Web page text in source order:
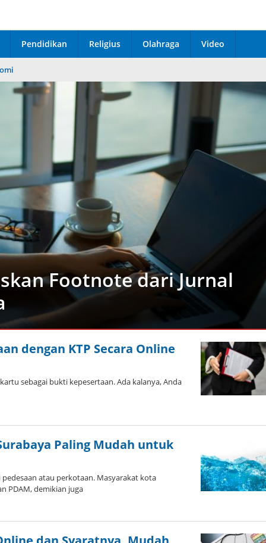
Pendidikan Religius Olahraga Video
Footnote dari Jurnal
dengan KTP Secara Online
sebagai bukti kepesertaan. Ada kalanya, Anda
Paling Mudah untuk
atau perkotaan. Masyarakat kota
PDAM, demikian juga